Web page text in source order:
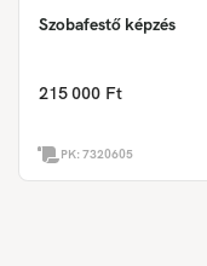
Szobafestő képzés
215 000 Ft
PK:7320605